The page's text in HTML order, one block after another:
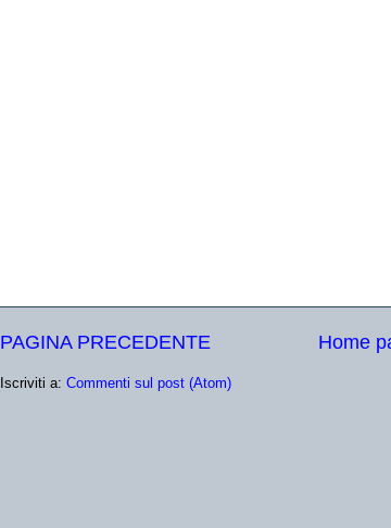
PAGINA PRECEDENTE Home
Iscriviti a: Commenti sul post (Atom)